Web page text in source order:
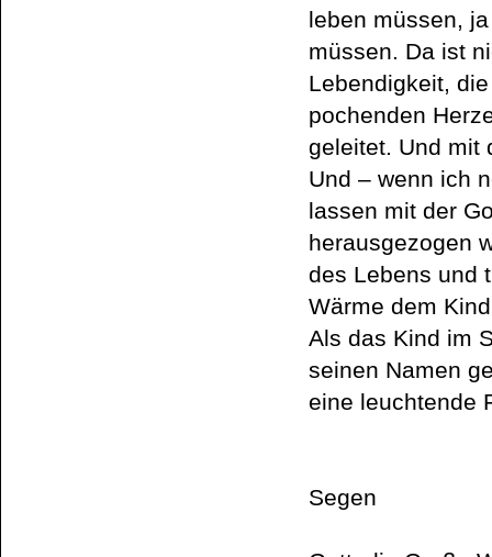
leben müssen,
müssen. Da ist
Lebendigkeit,
pochenden
geleitet. Und mit
Und – wenn ich
lassen mit der
herausgezogen
des Lebens und
Wärme dem
Als das Kind im
seinen Namen
eine leuchtende
Segen